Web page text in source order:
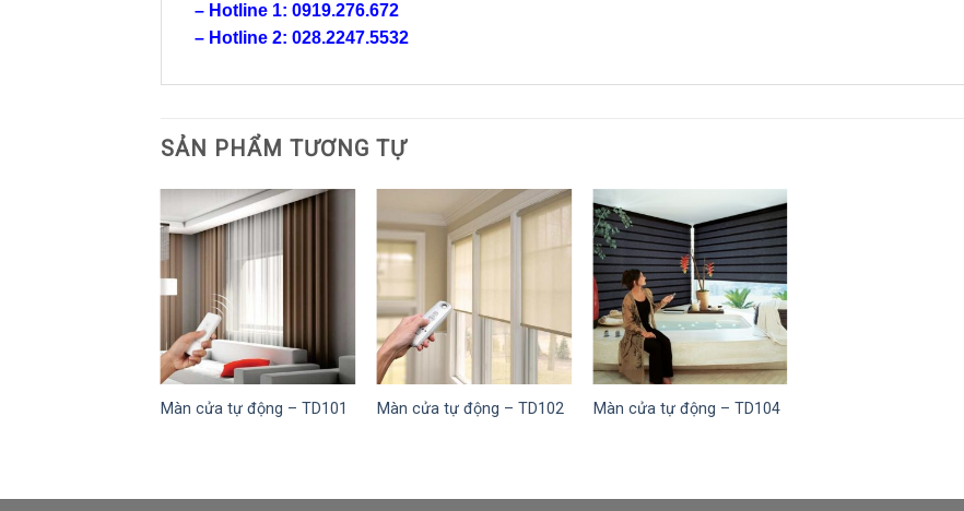
– Hotline 1: 0919.276.672
– Hotline 2: 028.2247.5532
SẢN PHẨM TƯƠNG TỰ
Màn cửa tự động – TD101 Màn cửa tự động – TD102 Màn cửa tự động – TD104